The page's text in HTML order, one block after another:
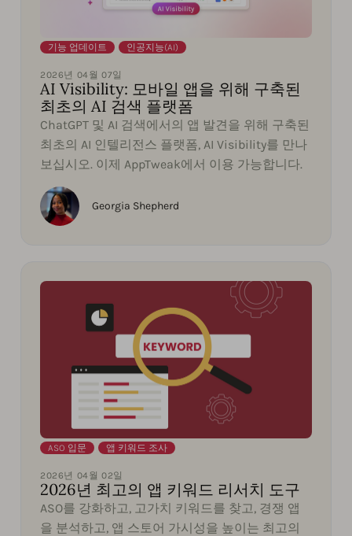
기능 업데이트 인공지능(AI)
2026년 04월 07일
AI Visibility: 모바일 앱을 위해 구축된
최초의 AI 검색 플랫폼
ChatGPT 및 AI 검색에서의 앱 발견을 위해 구축된
최초의 AI 인텔리전스 플랫폼, AI Visibility를 만나
보십시오. 이제 AppTweak에서 이용 가능합니다.
Georgia Shepherd
ASO 입문 앱 키워드 조사
2026년 04월 02일
2026년 최고의 앱 키워드 리서치 도구
ASO를 강화하고, 고가치 키워드를 찾고, 경쟁 앱
을 분석하고, 앱 스토어 가시성을 높이는 최고의